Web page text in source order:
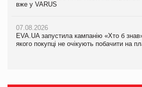
вже у VARUS
07.08.2026
EVA.UA запустила кампанію «Хто б
якого покупці не очікують побачити на
Смачна новинка для хвостатих: у VARUS
05.08.2026
Мережа супермаркетів VARUS купує